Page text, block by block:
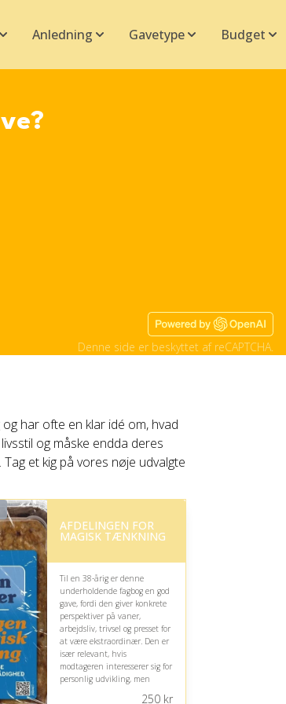
Anledning Gavetype Budget
Denne side er beskyttet af reCAPTCHA.
har ofte en klar idé om, hvad
og måske endda deres
et kig på vores nøje udvalgte
AFDELINGEN FOR
MAGISK TÆNKNING
Til en 38-årig er denne
underholdende fagbog en god
gave, fordi den giver konkrete
perspektiver på vaner,
arbejdsliv, trivsel og presset for
at være ekstraordinær. Den er
især relevant, hvis
modtageren interesserer sig for
personlig udvikling, men
250kr